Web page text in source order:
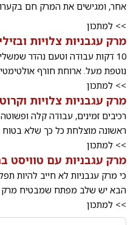
אחר, ומגישים את המרק חם
>> למתכון
מרק עגבניות צלויות
10 דקות עבודה וטעם נהדר
נוטפת מעל. ארוחת חורף
>> למתכון
מרק עגבניות צלויות
רכיבים זמינים, עבודה קלה
ראשונה מוצלחת כל כך שלא בטוח
>> למתכון
מרק עגבניות עם טוויסט
כי מרק עגבניות לא חייב להיות
הבא יש שלב מפתח שמבטיח מרק
>> למתכון